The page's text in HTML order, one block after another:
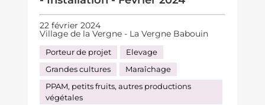
22 février 2024
Village de la Vergne - La Vergne Babouin
Porteur de projet
Elevage
Grandes cultures
Maraîchage
PPAM, petits fruits, autres productions
végétales